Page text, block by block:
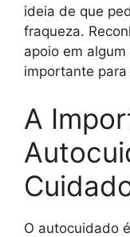
ideia de que
fraqueza.
apoio em
importante
A
O autocuidado